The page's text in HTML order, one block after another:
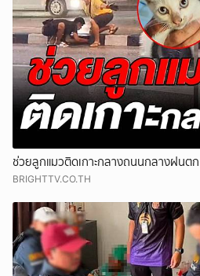
ช่วยลูกแมวติดเกาะกลางถนนกลางฝนต
BRIGHTTV.CO.TH